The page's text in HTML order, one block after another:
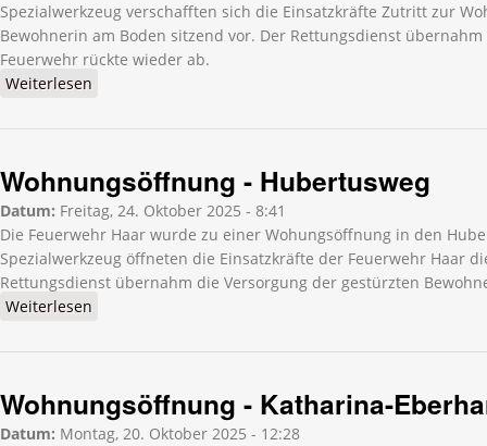
Spezialwerkzeug verschafften sich die Einsatzkräfte Zutritt zur
Bewohnerin am Boden sitzend vor. Der Rettungsdienst
Feuerwehr rückte wieder ab.
Weiterlesen
Wohnungsöffnung - Hubertusweg
Datum: Freitag, 24. Oktober 2025 - 8:41
Die Feuerwehr Haar wurde zu einer Wohungsöffnung in den
Spezialwerkzeug öffneten die Einsatzkräfte der Feuerwehr Haar
Rettungsdienst übernahm die Versorgung der gestürzten
Weiterlesen
Wohnungsöffnung - Katharina-
Datum: Montag, 20. Oktober 2025 - 12:28